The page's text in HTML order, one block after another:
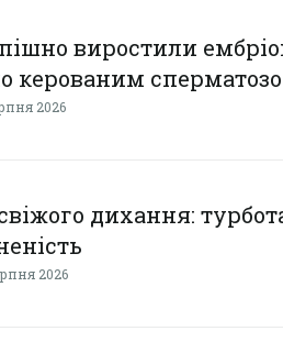
виростили
керованим
2026
дихання:
2026